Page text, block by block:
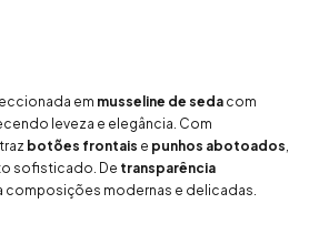
em musseline de seda com
leveza e elegância. Com
botões frontais e punhos abotoados
sofisticado. De transparência
composições modernas e delicadas.